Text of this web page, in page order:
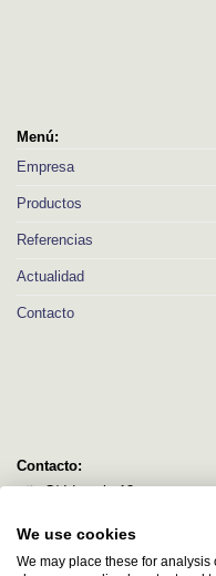
Menú:
Empresa
Productos
Referencias
Actualidad
Contacto
Contacto:
C/ Idorsolo 13
Bizkaia
We use cookies
We may place these for